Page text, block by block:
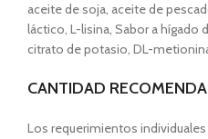
aceite de soja, aceite de
láctico, L-lisina, Sabor a hígado
citrato de potasio, DL-
CANTIDAD
Los requerimientos